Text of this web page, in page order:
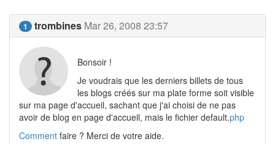
1 trombines Mar 26, 2008 23:57
Bonsoir !
Je voudrais que les derniers billets de tous
les blogs créés sur ma plate forme soit visible
sur ma page d'accueil, sachant que j'ai choisi de ne pas
avoir de blog en page d'accueil, mais le fichier default.php
Comment faire ? Merci de votre aide.